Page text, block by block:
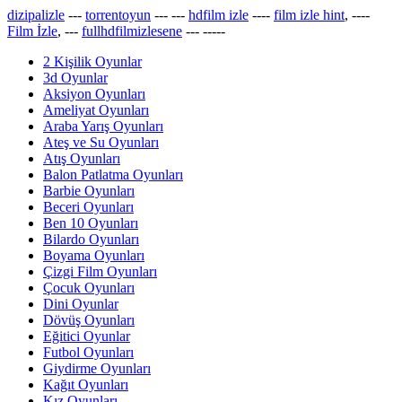
dizipalizle --- torrentoyun --- --- hdfilm izle ---- film izle hint, ----
Film İzle, --- fullhdfilmizlesene --- -----
2 Kişilik Oyunlar
3d Oyunlar
Aksiyon Oyunları
Ameliyat Oyunları
Araba Yarış Oyunları
Ateş ve Su Oyunları
Atış Oyunları
Balon Patlatma Oyunları
Barbie Oyunları
Beceri Oyunları
Ben 10 Oyunları
Bilardo Oyunları
Boyama Oyunları
Çizgi Film Oyunları
Çocuk Oyunları
Dini Oyunlar
Dövüş Oyunları
Eğitici Oyunlar
Futbol Oyunları
Giydirme Oyunları
Kağıt Oyunları